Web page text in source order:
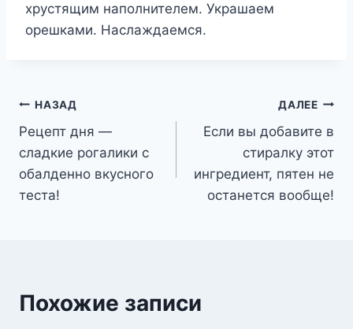
хрустящим наполнителем. Украшаем
орешками. Наслаждаемся.
Навигация
по
записям
НАЗАД
Рецепт дня —
сладкие рогалики с
обалденно вкусного
теста!
ДАЛЕЕ
Если вы добавите в
стиралку этот
ингредиент, пятен не
останется вообще!
Похожие записи